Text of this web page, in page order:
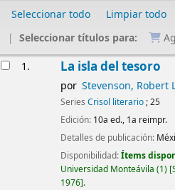
Seleccionar todo
Limpiar todo
Seleccionar títulos para:
1. La isla del tesoro
por Stevenson, Robert
Series Crisol literario; 25
Edición: 10a ed., 1a reimpr.
Detalles de publicación:
Disponibilidad:Ítems
Universidad Monteávila (1)
1976 .